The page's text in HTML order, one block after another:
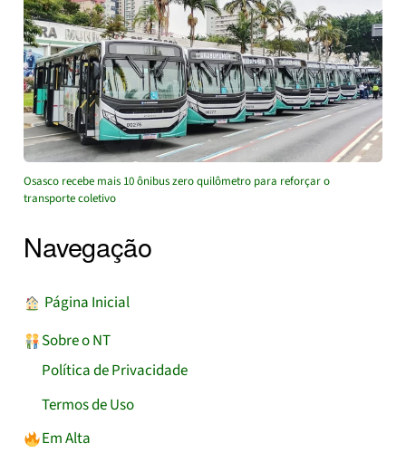
Osasco recebe mais 10 ônibus zero quilômetro para reforçar o
transporte coletivo
Navegação
︎ Página Inicial
Sobre o NT
Política de Privacidade
Termos de Uso
Em Alta